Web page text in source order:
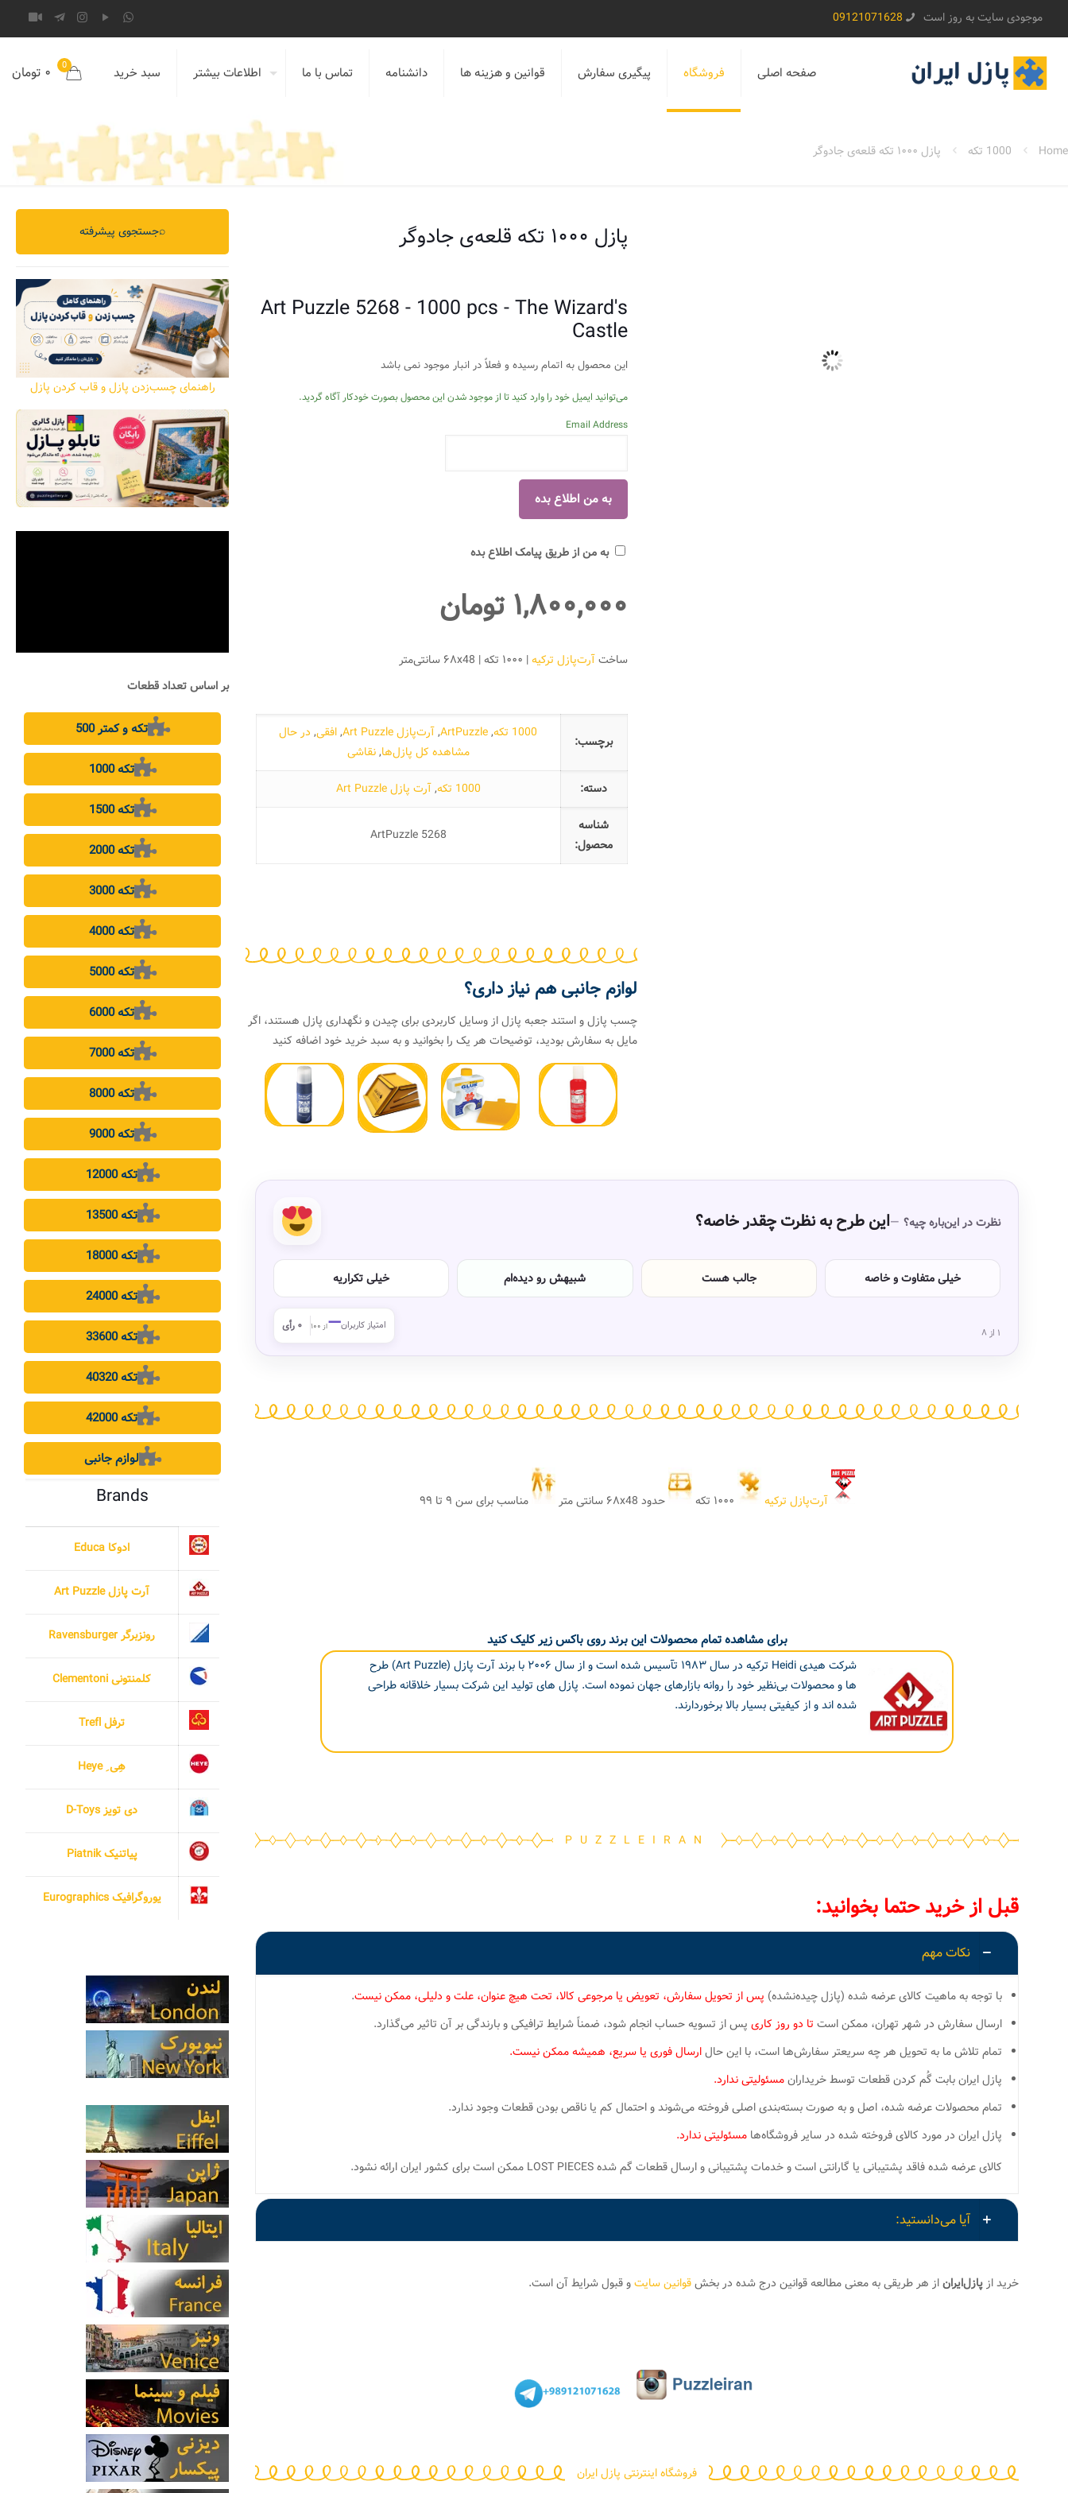
موجودی سایت به روز است 09121071628
صفحه اصلی فروشگاه پیگیری سفارش قوانین و هزینه ها دانشنامه تماس با ما اطلاعات بیشتر سبد خرید 0 ۰ تومان
Home 1000 تکه پازل ۱۰۰۰ تکه قلعه‌ی جادوگر
پازل ۱۰۰۰ تکه قلعه‌ی جادوگر
Art Puzzle 5268 - 1000 pcs - The Wizard's
Castle
این محصول به اتمام رسیده و فعلاً در انبار موجود نمی باشد
می‌توانید ایمیل خود را وارد کنید تا از موجود شدن این محصول بصورت خودکار آگاه گردید.
Email Address
به من از طریق پیامک اطلاع بده
۱,۸۰۰,۰۰۰ تومان
ساختآرت‌پازل ترکیه| ۱۰۰۰ تکه | ۶۸x48 سانتی‌متر
برچسب:
1000 تکه ,
ArtPuzzle
,آرت‌پازل Art Puzzle ,افقی, در حال
مشاهده کل پازل‌ها,نقاشی
دسته: 1000 تکه ,آرت پازل Art Puzzle
شناسه
محصول:
ArtPuzzle 5268
لوازم جانبی هم نیاز داری؟
چسب پازل و استند جعبه پازل از وسایل کاربردی برای چیدن و نگهداری پازل هستند، اگر
مایل به سفارش بودید، توضیحات هر یک را بخوانید و به سبد خرید خود اضافه کنید
نظرت در این‌باره چیه؟ این طرح به نظرت چقدر خاصه؟
خیلی متفاوت و خاصه جالب هست شبیهش رو دیده‌ام خیلی تکراریه
امتیاز کاربران—از ۱۰۰ ۰ رأی ۱ از ۸
آرت‌پازل ترکیه حدود ۶۸x48 سانتی متر مناسب برای سن ۹ تا ۹۹
برای مشاهده تمام محصولات این برند روی باکس زیر کلیک کنید
شرکت هیدی Heidi ترکیه در سال ۱۹۸۳ تآسیس شده است و از سال ۲۰۰۶ با برند آرت پازل (Art Puzzle) طرح
ها و محصولات بی‌نظیر خود را روانه بازارهای جهان نموده است. پازل های تولید این شرکت بسیار خلاقانه طراحی
شده اند و از کیفیتی بسیار بالا برخوردارند.
PUZZLEIRAN
قبل از خرید حتما بخوانید:
نکات مهم
با توجه به ماهیت کالای عرضه شده (پازل چیده‌نشده) پس از تحویل سفارش، تعویض یا مرجوعی کالا، تحت هیچ عنوان، علت و دلیلی، ممکن نیست.
ارسال سفارش در شهر تهران، ممکن است تا دو روز کاری پس از تسویه حساب انجام شود، ضمناً شرایط ترافیکی و بارندگی بر آن تاثیر می‌گذارد.
تمام تلاش ما به تحویل هر چه سریعتر سفارش‌ها است، با این حالارسال فوری یا سریع، همیشه ممکن نیست.
پازل ایران بابت گُم کردن قطعات توسط خریدارانمسئولیتی ندارد.
تمام محصولات عرضه شده، اصل و به صورت بسته‌بندی اصلی فروخته می‌شوند و احتمال کم یا ناقص بودن قطعات وجود ندارد.
پازل ایران در مورد کالای فروخته شده در سایر فروشگاه‌ها مسئولیتی ندارد.
کالای عرضه شده فاقد پشتیبانی یا گارانتی است و خدمات پشتیبانی و ارسال قطعات گم شده LOST PIECES ممکن است برای کشور ایران ارائه نشود.
آیا می‌دانستید:
خرید از پازل‌ایراناز هر طریقی به معنی مطالعه قوانین درج شده در بخشقوانین سایتو قبول شرایط آن است.
فروشگاه اینترنتی پازل ایران
جستجوی پیشرفته⌕
راهنمای چسب‌زدن پازل و قاب کردن پازل
بر اساس تعداد قطعات
500 تکه و کمتر
1000 تکه
1500 تکه
2000 تکه
3000 تکه
4000 تکه
5000 تکه
6000 تکه
7000 تکه
8000 تکه
9000 تکه
12000 تکه
13500 تکه
18000 تکه
24000 تکه
33600 تکه
40320 تکه
42000 تکه
لوازم جانبی
Brands
ادوکا Educa
آرت پازل Art Puzzle
رونزبرگر Ravensburger
کلمنتونی Clementoni
ترفل Trefl
هِی ِ Heye
دی تویز D-Toys
پیاتنیک Piatnik
یوروگرافیک Eurographics